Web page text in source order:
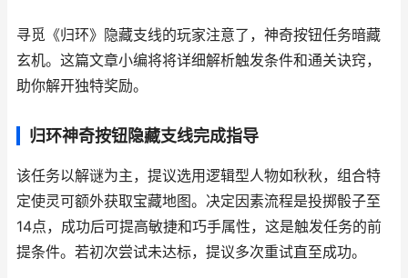
寻觅《归环》隐藏支线的玩家注意了，神奇按钮任务暗藏
玄机。这篇文章小编将将详细解析触发条件和通关诀窍，
助你解开独特奖励。
归环神奇按钮隐藏支线完成指导
该任务以解谜为主，提议选用逻辑型人物如秋秋，组合特
定使灵可额外获取宝藏地图。决定因素流程是投掷骰子至
14点，成功后可提高敏捷和巧手属性，这是触发任务的前
提条件。若初次尝试未达标，提议多次重试直至成功。